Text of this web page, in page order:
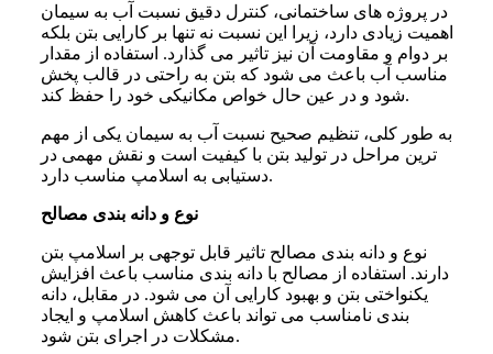
در پروژه های ساختمانی، کنترل دقیق نسبت آب به سیمان
اهمیت زیادی دارد، زیرا این نسبت نه تنها بر کارایی بتن بلکه
بر دوام و مقاومت آن نیز تاثیر می گذارد. استفاده از مقدار
مناسب آب باعث می شود که بتن به راحتی در قالب پخش
شود و در عین حال خواص مکانیکی خود را حفظ کند.
به طور کلی، تنظیم صحیح نسبت آب به سیمان یکی از مهم
ترین مراحل در تولید بتن با کیفیت است و نقش مهمی در
دستیابی به اسلامپ مناسب دارد.
نوع و دانه بندی مصالح
نوع و دانه بندی مصالح تاثیر قابل توجهی بر اسلامپ بتن
دارند. استفاده از مصالح با دانه بندی مناسب باعث افزایش
یکنواختی بتن و بهبود کارایی آن می شود. در مقابل، دانه
بندی نامناسب می تواند باعث کاهش اسلامپ و ایجاد
مشکلات در اجرای بتن شود.